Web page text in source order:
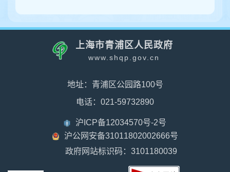
上海市青浦区人民政府
www.shqp.gov.cn
地址：青浦区公园路100号
电话：021-59732890
沪ICP备12034570号-2号
沪公网安备31011802002666号
政府网站标识码：3101180039